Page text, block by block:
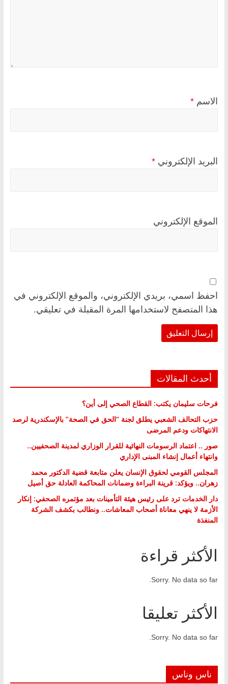
الاسم *
البريد الإلكتروني *
الموقع الإلكتروني
احفظ اسمي، بريدي الإلكتروني، والموقع الإلكتروني في
هذا المتصفح لاستخدامها المرة المقبلة في تعليقي.
أحدث المقالات
فرحات سليمان يكتب: القطاع الصحي إلى أين؟
حزب التحالف الشعبي يطلق لجنة “الحق في الصحة” بالإسكندرية لرصد
الانتهاكات ودعم المرضى
صور .. اعتماد الرسومات النهائية للقرار الوزاري لمدينة الصحفيين..
وانتهاء أعمال إنشاء المبنى الإداري
المجلس القومي لحقوق الإنسان يعلن متابعة قضية الدكتور محمد
زهران.. ويؤكد: قرينة البراءة وضمانات المحاكمة العادلة حق أصيل
دار الخدمات ترد على رئيس هيئة التأمينات بعد مؤتمره الصحفي: إنكار
الأزمة لا ينهي معاناة أصحاب المعاشات.. ونطالب بكشف الشركة
المنفذة
الأكثر قراءة
Sorry. No data so far.
الأكثر تعليقا
Sorry. No data so far.
ناس وناس